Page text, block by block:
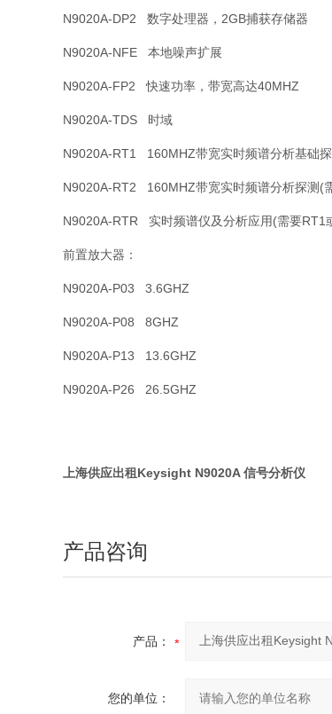
N9020A-DP2 数字处理器，2GB捕获存储器
N9020A-NFE 本地噪声扩展
N9020A-FP2 快速功率，带宽高达40MHZ
N9020A-TDS 时域
N9020A-RT1 160MHZ带宽实时频谱分析基础
N9020A-RT2 160MHZ带宽实时频谱分析探测(
N9020A-RTR 实时频谱仪及分析应用(需要RT1
前置放大器：
N9020A-P03 3.6GHZ
N9020A-P08 8GHZ
N9020A-P13 13.6GHZ
N9020A-P26 26.5GHZ
上海供应出租Keysight N9020A 信号分析仪
产品咨询
产品：
您的单位：